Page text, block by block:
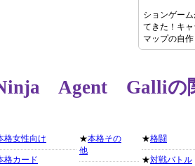
ションゲー
てきた！キ
マップの自
Agent Galliの
格女性向け
格カード
★本格その
他
★格闘
★対戦バトル